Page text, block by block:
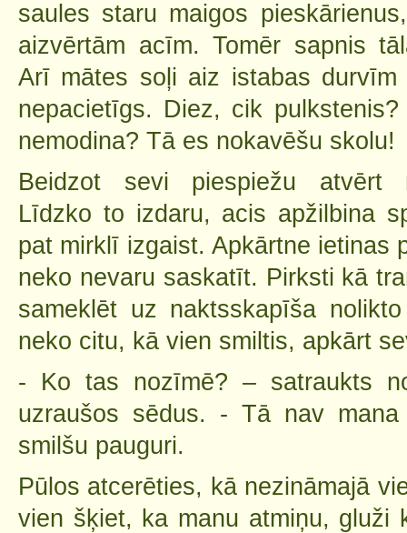
saules staru maigos
aizvērtām acīm. Tomēr sapnis
Arī mātes soļi aiz istabas durvīm
nepacietīgs. Diez, cik
nemodina? Tā es nokavēšu skolu!
Beidzot sevi piespiežu atvērt
Līdzko to izdaru, acis apžilbina
pat mirklī izgaist. Apkārtne ietinas
neko nevaru saskatīt. Pirksti kā
sameklēt uz naktsskapīša
neko citu, kā vien smiltis, apkārt
- Ko tas nozīmē? – satraukts
uzraušos sēdus. - Tā nav
smilšu pauguri.
Pūlos atcerēties, kā nezināmajā
vien šķiet, ka manu atmiņu, gluži